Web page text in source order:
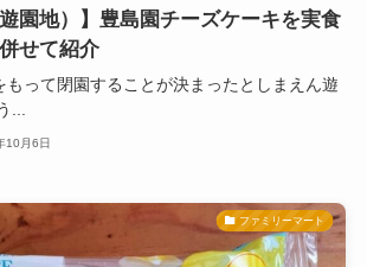
園地）】豊島園チーズケーキを実食
せて紹介
って閉園することが決まったとしまえん遊
...
10月6日
ファミリーマート